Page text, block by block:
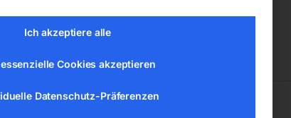
Ich akzeptiere alle
Cookies akzeptieren
Datenschutz-Präferenzen